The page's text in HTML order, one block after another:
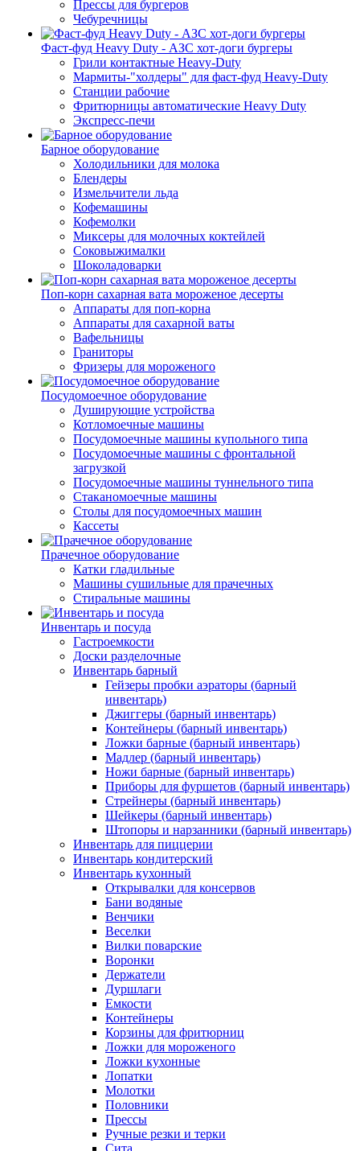
Прессы для бургеров
Чебуречницы
Фаст-фуд Heavy Duty - АЗС хот-доги бургеры
Грили контактные Heavy-Duty
Мармиты-"холдеры" для фаст-фуд Heavy-Duty
Станции рабочие
Фритюрницы автоматические Heavy Duty
Экспресс-печи
Барное оборудование
Холодильники для молока
Блендеры
Измельчители льда
Кофемашины
Кофемолки
Миксеры для молочных коктейлей
Соковыжималки
Шоколадоварки
Поп-корн сахарная вата мороженое десерты
Аппараты для поп-корна
Аппараты для сахарной ваты
Вафельницы
Граниторы
Фризеры для мороженого
Посудомоечное оборудование
Душирующие устройства
Котломоечные машины
Посудомоечные машины купольного типа
Посудомоечные машины с фронтальной
загрузкой
Посудомоечные машины туннельного типа
Стаканомоечные машины
Столы для посудомоечных машин
Кассеты
Прачечное оборудование
Катки гладильные
Машины сушильные для прачечных
Стиральные машины
Инвентарь и посуда
Гастроемкости
Доски разделочные
Инвентарь барный
Гейзеры пробки аэраторы (барный
инвентарь)
Джиггеры (барный инвентарь)
Контейнеры (барный инвентарь)
Ложки барные (барный инвентарь)
Мадлер (барный инвентарь)
Ножи барные (барный инвентарь)
Приборы для фуршетов (барный инвентарь)
Стрейнеры (барный инвентарь)
Шейкеры (барный инвентарь)
Штопоры и нарзанники (барный инвентарь)
Инвентарь для пиццерии
Инвентарь кондитерский
Инвентарь кухонный
Открывалки для консервов
Бани водяные
Венчики
Веселки
Вилки поварские
Воронки
Держатели
Дуршлаги
Емкости
Контейнеры
Корзины для фритюрниц
Ложки для мороженого
Ложки кухонные
Лопатки
Молотки
Половники
Прессы
Ручные резки и терки
Сита